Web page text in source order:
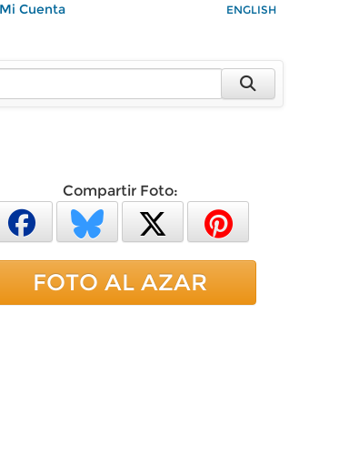
Mi Cuenta ENGLISH
Compartir Foto:
FOTO AL AZAR